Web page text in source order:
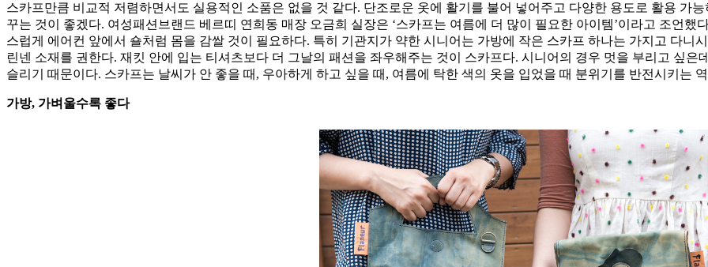
스카프만큼 비교적 저렴하면서도 실용적인 소품은 없을 것 같다. 단조로운 옷에 활기를 불어 넣어주고 다양한 용도로 활용 가
꾸는 것이 좋겠다. 여성패션브랜드 베르띠 연희동 매장 오금희 실장은 ‘스카프는 여름에 더 많이 필요한 아이템’이라고 조언
스럽게 에어컨 앞에서 숄처럼 몸을 감쌀 것이 필요하다. 특히 기관지가 약한 시니어는 가방에 작은 스카프 하나는 가지고 다니
린넨 소재를 권한다. 재킷 안에 입는 티셔츠보다 더 그날의 패션을 좌우해주는 것이 스카프다. 시니어의 경우 멋을 부리고 싶
슬리기 때문이다. 스카프는 날씨가 안 좋을 때, 우아하게 하고 싶을 때, 여름에 탁한 색의 옷을 입었을 때 분위기를 반전시키는
가방, 가벼울수록 좋다